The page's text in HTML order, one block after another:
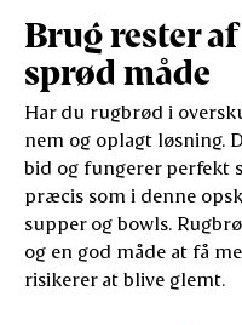
Brug rester
sprød måde
Har du rugbrød i
nem og oplagt løsning.
bid og fungerer perfekt
præcis som i denne
supper og bowls.
og en god måde at få
risikerer at blive glemt.